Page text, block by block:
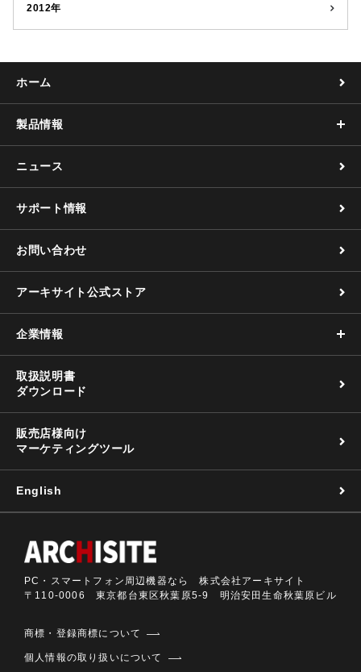
2012年
ホーム
製品情報
ニュース
サポート情報
お問い合わせ
アーキサイト公式ストア
企業情報
取扱説明書
ダウンロード
販売店様向け
マーケティングツール
English
PC・スマートフォン周辺機器なら 株式会社アーキサイト
〒110-0006 東京都台東区秋葉原5-9 明治安田生命秋葉原ビル
商標・登録商標について
個人情報の取り扱いについて